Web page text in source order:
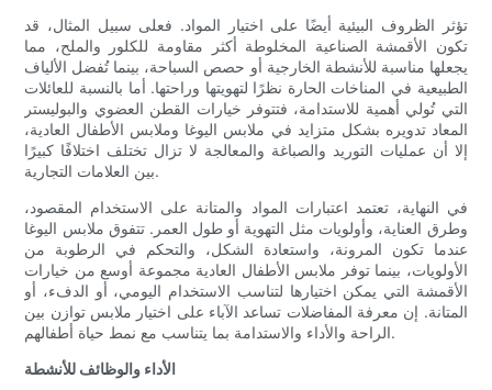
تؤثر الظروف البيئية أيضًا على اختيار المواد. فعلى سبيل المثال، قد
تكون الأقمشة الصناعية المخلوطة أكثر مقاومة للكلور والملح، مما
يجعلها مناسبة للأنشطة الخارجية أو حصص السباحة، بينما تُفضل الألياف
الطبيعية في المناخات الحارة نظرًا لتهويتها وراحتها. أما بالنسبة للعائلات
التي تُولي أهمية للاستدامة، فتتوفر خيارات القطن العضوي والبوليستر
المعاد تدويره بشكل متزايد في ملابس اليوغا وملابس الأطفال العادية،
إلا أن عمليات التوريد والصباغة والمعالجة لا تزال تختلف اختلافًا كبيرًا
بين العلامات التجارية.
في النهاية، تعتمد اعتبارات المواد والمتانة على الاستخدام المقصود،
وطرق العناية، وأولويات مثل التهوية أو طول العمر. تتفوق ملابس اليوغا
عندما تكون المرونة، واستعادة الشكل، والتحكم في الرطوبة من
الأولويات، بينما توفر ملابس الأطفال العادية مجموعة أوسع من خيارات
الأقمشة التي يمكن اختيارها لتناسب الاستخدام اليومي، أو الدفء، أو
المتانة. إن معرفة المفاضلات تساعد الآباء على اختيار ملابس توازن بين
الراحة والأداء والاستدامة بما يتناسب مع نمط حياة أطفالهم.
الأداء والوظائف للأنشطة